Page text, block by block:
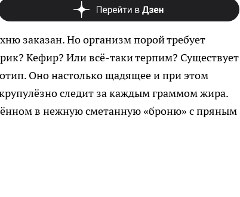
заказан. Но организм порой требует
Кефир? Или всё-таки терпим? Существует
Оно настолько щадящее и при этом
следит за каждым граммом жира.
в нежную сметанную «броню» с пряным